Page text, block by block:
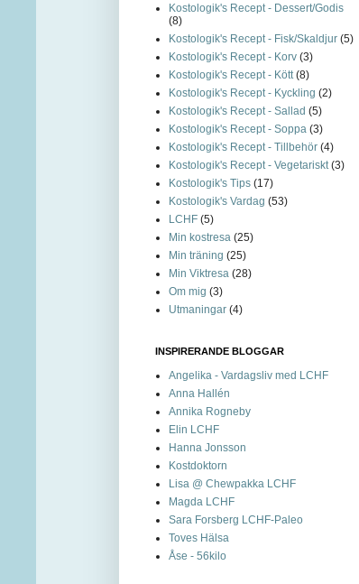
Kostologik's Recept - Dessert/Godis
(8)
Kostologik's Recept - Fisk/Skaldjur (5)
Kostologik's Recept - Korv (3)
Kostologik's Recept - Kött (8)
Kostologik's Recept - Kyckling (2)
Kostologik's Recept - Sallad (5)
Kostologik's Recept - Soppa (3)
Kostologik's Recept - Tillbehör (4)
Kostologik's Recept - Vegetariskt (3)
Kostologik's Tips (17)
Kostologik's Vardag (53)
LCHF (5)
Min kostresa (25)
Min träning (25)
Min Viktresa (28)
Om mig (3)
Utmaningar (4)
INSPIRERANDE BLOGGAR
Angelika - Vardagsliv med LCHF
Anna Hallén
Annika Rogneby
Elin LCHF
Hanna Jonsson
Kostdoktorn
Lisa @ Chewpakka LCHF
Magda LCHF
Sara Forsberg LCHF-Paleo
Toves Hälsa
Åse - 56kilo